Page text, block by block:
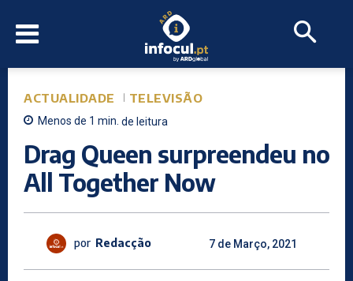
ACTUALIDADE TELEVISÃO
Menos de 1 min. de leitura
Drag Queen surpreendeu no
All Together Now
por Redacção 7 de Março, 2021